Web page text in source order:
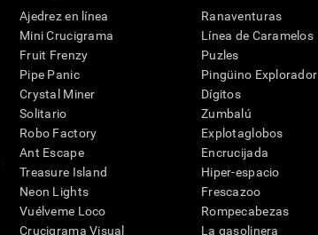
Ajedrez en línea
Mini Crucigrama
Fruit Frenzy
Pipe Panic
Crystal Miner
Solitario
Robo Factory
Ant Escape
Treasure Island
Neon Lights
Vuélveme Loco
Crucigrama Visual
Ranaventuras
Línea de Caramelos
Puzles
Pingüino Explorador
Dígitos
Zumbalú
Explotaglobos
Encrucijada
Hiper-espacio
Frescazoo
Rompecabezas
La gasolinera